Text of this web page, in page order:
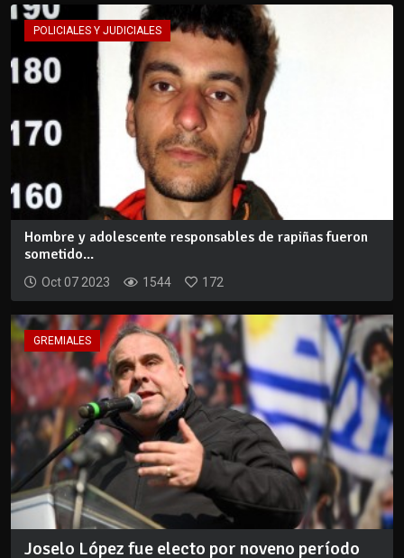
POLICIALES Y JUDICIALES
Hombre y adolescente responsables de rapiñas fueron
sometido...
Oct 07 2023 1544 172
GREMIALES
Joselo López fue electo por noveno período